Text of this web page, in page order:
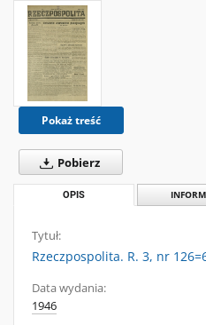
Pokaż treść
Pobierz
OPIS
Tytuł:
Rzeczpospolita. R. 3, nr
Data wydania:
1946